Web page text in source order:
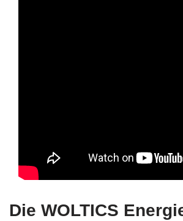
Die WOLTICS